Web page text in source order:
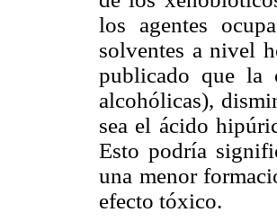
los agentes
solventes a nivel
publicado que la
alcohólicas),
sea el ácido
Esto podría
una menor
efecto tóxico.